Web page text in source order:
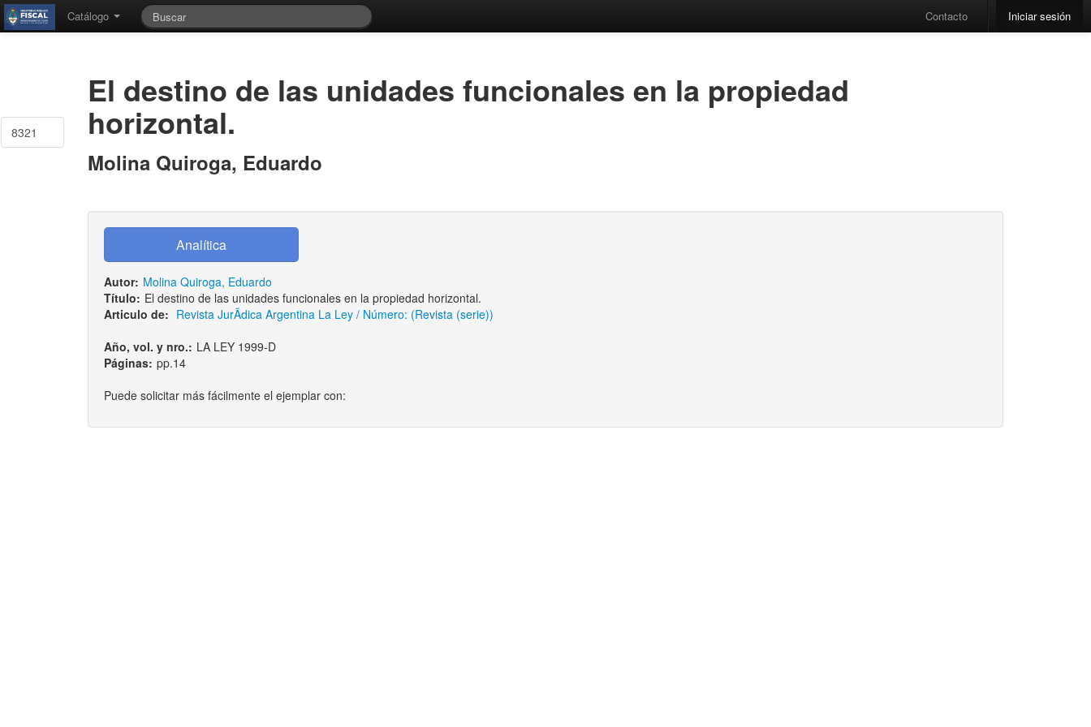
Catálogo Contacto Iniciar sesión
8321
El destino de las unidades funcionales en la propiedad
horizontal.
Molina Quiroga, Eduardo
Autor: Molina Quiroga, Eduardo
Título: El destino de las unidades funcionales en la propiedad horizontal.
Articulo de: Revista JurÃ­dica Argentina La Ley / Número: (Revista (serie))
Año, vol. y nro.: LA LEY 1999-D
Páginas: pp.14
Puede solicitar más fácilmente el ejemplar con: